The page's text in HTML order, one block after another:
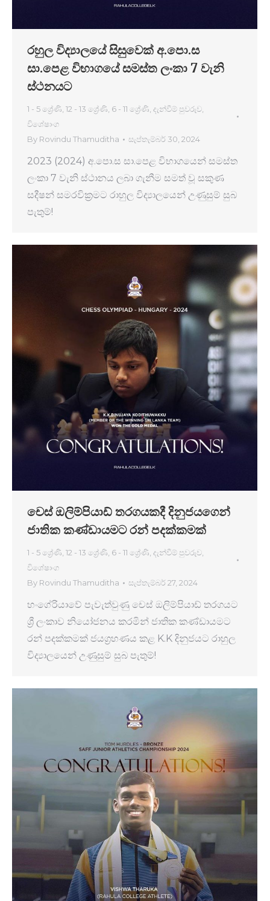
රහුල විද්‍යාලයේ සිසුවෙක් අ.පො.ස
සා.පෙළ විභාගයේ සමස්ත ලංකා 7 වැනි
ස්ථනයට
1 - 5 ශ්‍රේණි 12 - 13 ශ්‍රේණි 6 - 11 ශ්‍රේණි දැන්වීම් පුවරුව
විශේෂාංග
By Rovindu Thamuditha සැප්තැම්බර් 30, 2024
2023 (2024) අ.පො.ස සා.පෙළ විභාගයෙන් සමස්ත
ලංකා 7 වැනි ස්ථානය ලබා ගැනීම සමත් වූ සකුණ
සදීෂන් සමරවික්‍රමට රාහුල විද්‍යාලයෙන් උණුසුම් සුබ
පැතුම්!
චෙස් ඔලිම්පියාඩ් තරගයකදී දිනුජයගෙන්
ජාතික කණ්ඩායමට රන් පදක්කමක්
1 - 5 ශ්‍රේණි 12 - 13 ශ්‍රේණි 6 - 11 ශ්‍රේණි දැන්වීම් පුවරුව
විශේෂාංග
By Rovindu Thamuditha සැප්තැම්බර් 27, 2024
හංගේරියාවේ පැවැත්වුණු චෙස් ඔලිම්පියාඩ් තරගයට
ශ්‍රී ලංකාව නියෝජනය කරමින් ජාතික කණ්ඩායමට
රන් පදක්කමක් ජයග්‍රහණය කළ K.K දිනුජයට රාහුල
විද්‍යාලයෙන් උණුසුම් සුබ පැතුම්!